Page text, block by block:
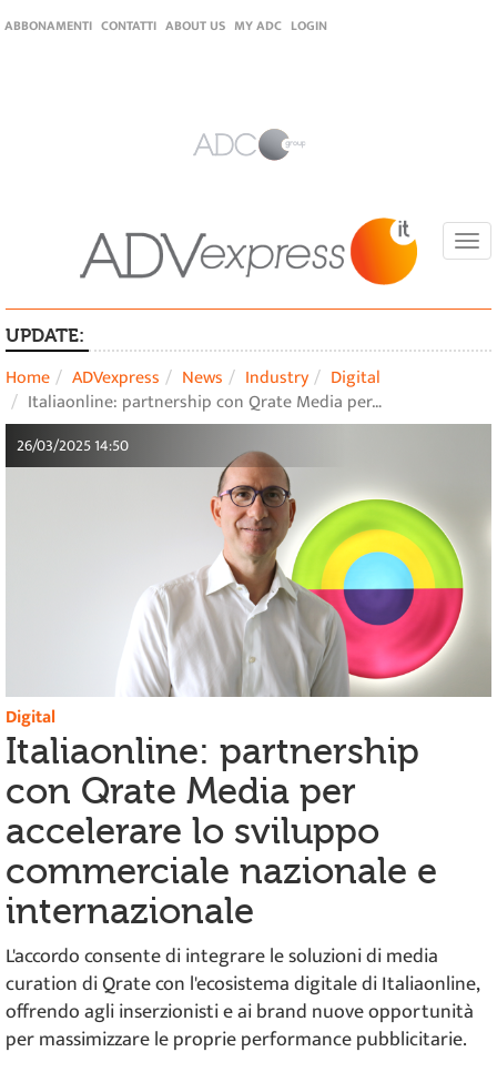
ABBONAMENTI CONTATTI ABOUT US MY ADC LOGIN
UPDATE:
Home ADVexpress News Industry
Digital
Italiaonline: partnership con Qrate Media per…
26/03/2025 14:50
Digital
Italiaonline: partnership
con Qrate Media per
accelerare lo sviluppo
commerciale nazionale e
internazionale
L'accordo consente di integrare le soluzioni di media
curation di Qrate con l'ecosistema digitale di Italiaonline,
offrendo agli inserzionisti e ai brand nuove opportunità
per massimizzare le proprie performance pubblicitarie.